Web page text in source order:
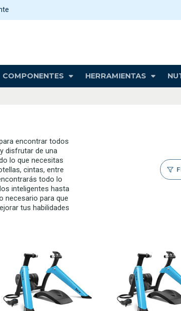
COMPONENTES HERRAMIENTAS
encontrar todos
disfrutar de una
lo que necesitas
cintas, entre
todo lo
inteligentes hasta
necesario para que
tus habilidades